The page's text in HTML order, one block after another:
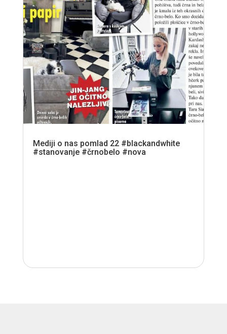
Mediji o nas pomlad 22 #blackandwhite
#stanovanje #črnobelo #nova